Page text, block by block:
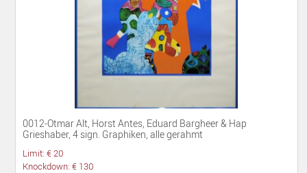
0012-Otmar Alt, Horst Antes, Eduard Bargheer & Hap
Grieshaber, 4 sign. Graphiken, alle gerahmt
Limit: € 20
Knockdown: € 130